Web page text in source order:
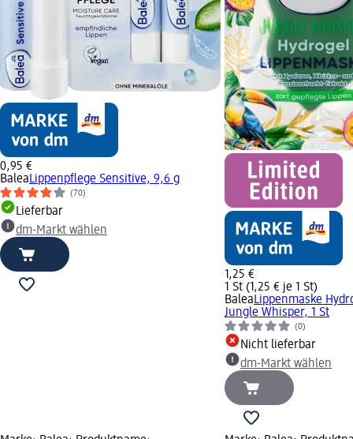
0,95 €
BaleaLippenpflege Sensitive, 9,6 g
(70)
Lieferbar
dm-Markt wählen
1,25 €
1 St (1,25 € je 1 St)
BaleaLippenmaske
Jungle Whisper, 1 St
(0)
Nicht lieferbar
dm-Markt wählen